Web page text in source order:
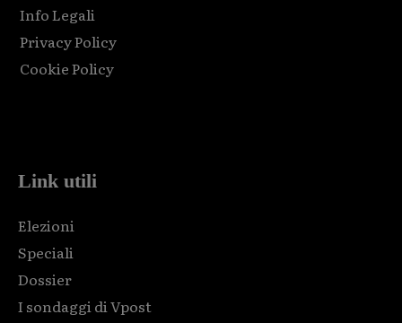
Info Legali
Privacy Policy
Cookie Policy
Link utili
Elezioni
Speciali
Dossier
I sondaggi di Vpost